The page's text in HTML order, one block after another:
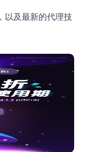
以及最新的代理技